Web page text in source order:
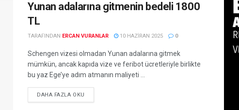
Yunan adalarına gitmenin bedeli 1800
TL
TARAFINDAN ERCAN VURANLAR 10 HAZIRAN 2025 0
Schengen vizesi olmadan Yunan adalarına gitmek
mümkün, ancak kapıda vize ve feribot ücretleriyle birlikte
bu yaz Ege’ye adım atmanın maliyeti ...
DAHA FAZLA OKU